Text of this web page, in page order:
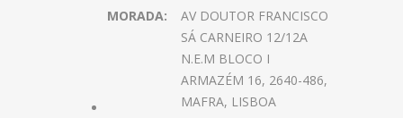
MORADA:
AV DOUTOR FRANCISCO
SÁ CARNEIRO 12/12A
N.E.M BLOCO I
ARMAZÉM 16, 2640-486,
MAFRA, LISBOA